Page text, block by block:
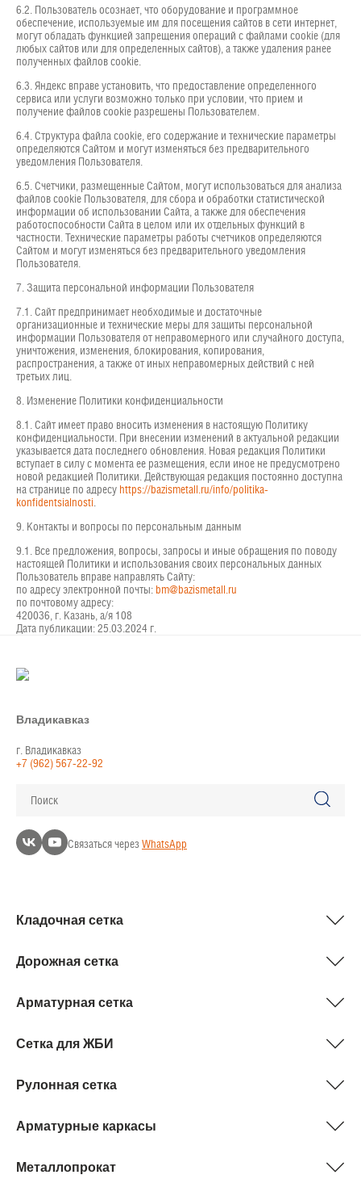
6.2. Пользователь осознает, что оборудование и программное
обеспечение, используемые им для посещения сайтов в сети интернет,
могут обладать функцией запрещения операций с файлами cookie (для
любых сайтов или для определенных сайтов), а также удаления ранее
полученных файлов cookie.
6.3. Яндекс вправе установить, что предоставление определенного
сервиса или услуги возможно только при условии, что прием и
получение файлов cookie разрешены Пользователем.
6.4. Структура файла cookie, его содержание и технические параметры
определяются Сайтом и могут изменяться без предварительного
уведомления Пользователя.
6.5. Счетчики, размещенные Сайтом, могут использоваться для анализа
файлов cookie Пользователя, для сбора и обработки статистической
информации об использовании Сайта, а также для обеспечения
работоспособности Сайта в целом или их отдельных функций в
частности. Технические параметры работы счетчиков определяются
Сайтом и могут изменяться без предварительного уведомления
Пользователя.
7. Защита персональной информации Пользователя
7.1. Сайт предпринимает необходимые и достаточные
организационные и технические меры для защиты персональной
информации Пользователя от неправомерного или случайного доступа,
уничтожения, изменения, блокирования, копирования,
распространения, а также от иных неправомерных действий с ней
третьих лиц.
8. Изменение Политики конфиденциальности
8.1. Сайт имеет право вносить изменения в настоящую Политику
конфиденциальности. При внесении изменений в актуальной редакции
указывается дата последнего обновления. Новая редакция Политики
вступает в силу с момента ее размещения, если иное не предусмотрено
новой редакцией Политики. Действующая редакция постоянно доступна
на странице по адресу https://bazismetall.ru/info/politika-
konfidentsialnosti
9. Контакты и вопросы по персональным данным
9.1. Все предложения, вопросы, запросы и иные обращения по поводу
настоящей Политики и использования своих персональных данных
Пользователь вправе направлять Сайту:
по адресу электронной почты: bm@bazismetall.ru
по почтовому адресу:
420036, г. Казань, а/я 108
Дата публикации: 25.03.2024 г.
Владикавказ
г. Владикавказ
+7 (962) 567-22-92
Поиск
Связаться черезWhatsApp
Кладочная сетка
Дорожная сетка
Арматурная сетка
Сетка для ЖБИ
Рулонная сетка
Арматурные каркасы
Металлопрокат